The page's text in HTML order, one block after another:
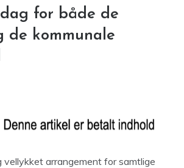
for både de
de kommunale
vellykket arrangement for samtlige